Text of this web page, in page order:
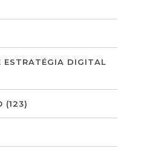
ESTRATÉGIA DIGITAL
(123)